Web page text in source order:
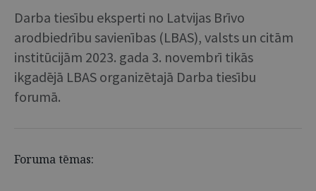
Darba tiesību eksperti no Latvijas Brīvo
arodbiedrību savienības (LBAS), valsts un citām
institūcijām 2023. gada 3. novembrī tikās
ikgadējā LBAS organizētajā Darba tiesību
forumā.
Foruma tēmas: